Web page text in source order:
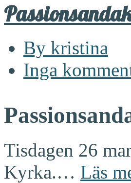
By kristina
Inga
Tisdagen 26
Kyrka.… Läs